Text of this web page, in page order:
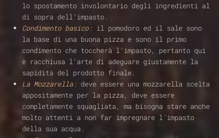
lo spostamento involontario degli ingredienti al
di sopra dell’impasto.
Condimento basico: il pomodoro ed il sale sono
la base di una buona pizza e sono il primo
condimento che toccherà l’impasto, pertanto qui
è racchiusa l’arte di adeguare giustamente la
sapidità del prodotto finale.
La Mozzarella: deve essere una mozzarella scelta
appositamente per la pizza, deve essere
completamente squagliata, ma bisogna stare anche
molto attenti a non far impregnare l’impasto
della sua acqua.